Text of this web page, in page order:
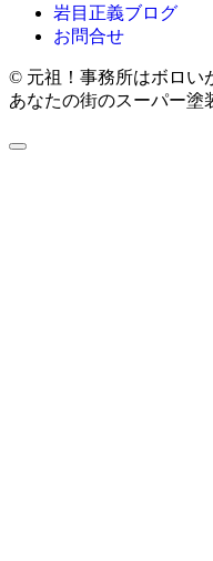
岩目正義ブログ
お問合せ
© 元祖！事務所はボロい
あなたの街のスーパー塗